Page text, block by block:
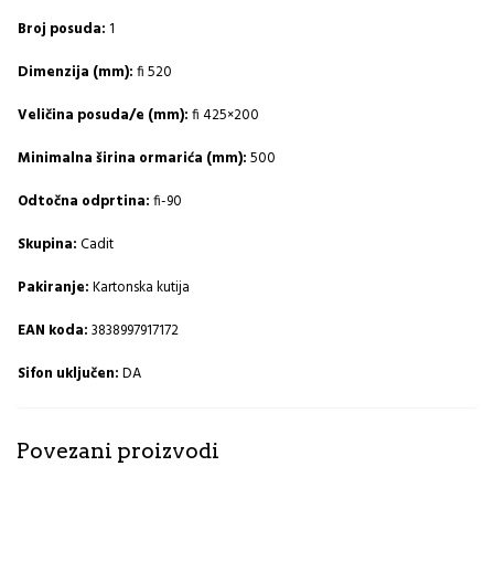
Broj posuda: 1
Dimenzija (mm):fi 520
Veličina posuda/e (mm):fi 425×200
Minimalna širina ormarića (mm):500
Odtočna odprtina:fi-90
Skupina:Cadit
Pakiranje:Kartonska kutija
EAN koda:3838997917172
Sifon uključen:DA
Povezani proizvodi